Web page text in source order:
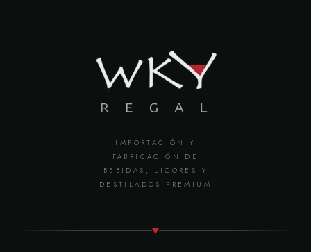
IMPORTACIÓN Y
FABRICACIÓN DE
BEBIDAS, LICORES Y
DESTILADOS PREMIUM